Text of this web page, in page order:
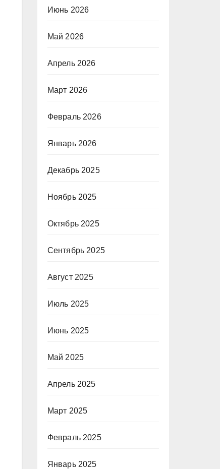
Июнь 2026
Май 2026
Апрель 2026
Март 2026
Февраль 2026
Январь 2026
Декабрь 2025
Ноябрь 2025
Октябрь 2025
Сентябрь 2025
Август 2025
Июль 2025
Июнь 2025
Май 2025
Апрель 2025
Март 2025
Февраль 2025
Январь 2025